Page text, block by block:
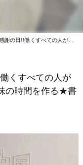
役(^^)デトックスタイムに趣味の時間を作る★書道のススメ
くすべての人が
の時間を作る★書